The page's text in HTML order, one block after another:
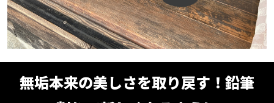
無垢本来の美しさを取り戻す！鉛筆